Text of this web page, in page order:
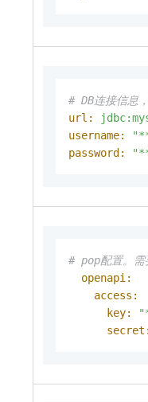
# DB连接信息
url:
username:
password:
# pop配置。需
openapi:
access:
key:
secret: